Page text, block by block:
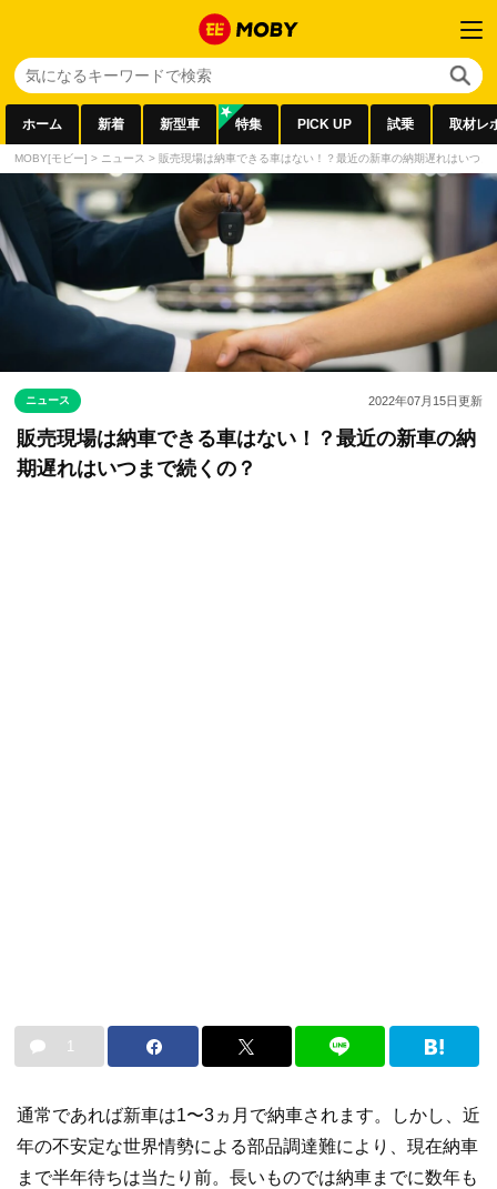
ホーム 新着 新型車 特集 PICK UP 試乗 取材レ
MOBY[モビー] > ニュース > 販売現場は納車できる車はない！？最近の新車の納期遅れはいつま
ニュース 2022年07月15日更新
販売現場は納車できる車はない！？最近の新車の納
期遅れはいつまで続くの？
1
通常であれば新車は1〜3ヵ月で納車されます。しかし、近
年の不安定な世界情勢による部品調達難により、現在納車
まで半年待ちは当たり前。長いものでは納車までに数年も